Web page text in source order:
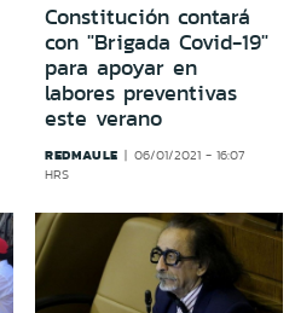
Constitución contará
con "Brigada Covid-19"
para apoyar en
labores preventivas
este verano
REDMAULE
06/01/2021 - 16:07
HRS